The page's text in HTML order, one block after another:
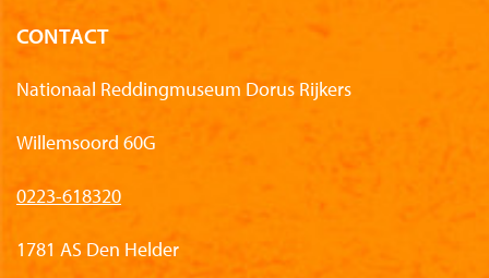
CONTACT
Nationaal Reddingmuseum Dorus Rijkers
Willemsoord 60G
0223-618320
1781 AS Den Helder